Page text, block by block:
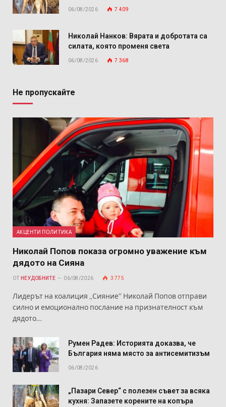
06/08/2026 7 409
Николай Нанков: Вярата и добротата са
силата, която променя света
06/08/2026 7 368
Не пропускайте
АКЦЕНТИ ПОЛИТИКА
Николай Попов показа огромно уважение към
дядото на Сияна
ОТ НЕУДОБНИТЕ 06/08/2026 3 775
Лидерът на коалиция „Сияние“ Николай Попов отправи
силно и емоционално послание на признателност към
дядото…
Румен Радев: Историята доказва, че
България няма място за антисемитизъм
06/08/2026
„Пазари Север“ с полезен съвет за всяка
кухня: Запазете корените на копъра